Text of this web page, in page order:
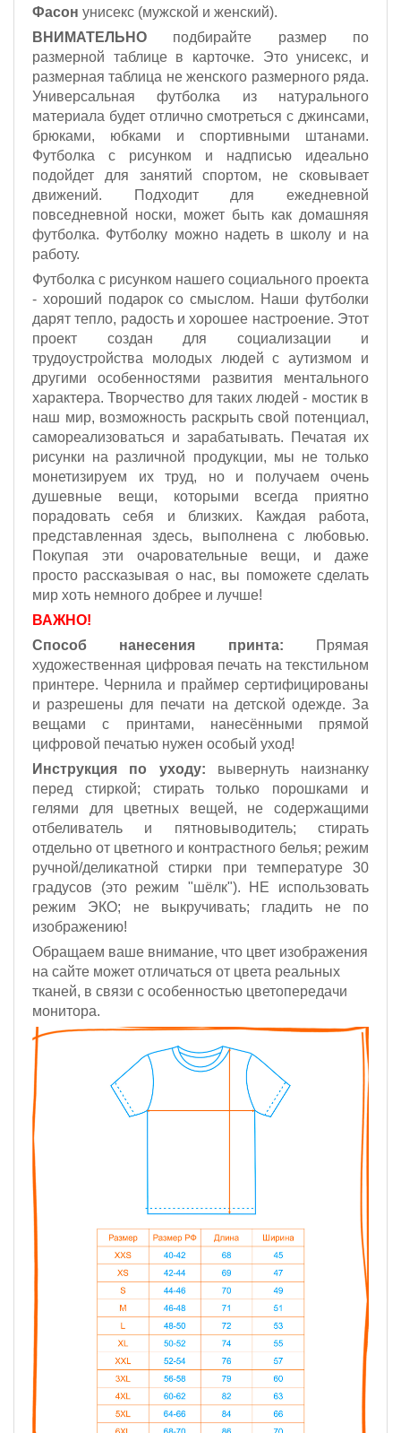
Фасон унисекс (мужской и женский).
ВНИМАТЕЛЬНО подбирайте размер по
размерной таблице в карточке. Это унисекс, и
размерная таблица не женского размерного ряда.
Универсальная футболка из натурального
материала будет отлично смотреться с джинсами,
брюками, юбками и спортивными штанами.
Футболка с рисунком и надписью идеально
подойдет для занятий спортом, не сковывает
движений. Подходит для ежедневной
повседневной носки, может быть как домашняя
футболка. Футболку можно надеть в школу и на
работу.
Футболка с рисунком нашего социального проекта
- хороший подарок со смыслом. Наши футболки
дарят тепло, радость и хорошее настроение. Этот
проект создан для социализации и
трудоустройства молодых людей с аутизмом и
другими особенностями развития ментального
характера. Творчество для таких людей - мостик в
наш мир, возможность раскрыть свой потенциал,
самореализоваться и зарабатывать. Печатая их
рисунки на различной продукции, мы не только
монетизируем их труд, но и получаем очень
душевные вещи, которыми всегда приятно
порадовать себя и близких. Каждая работа,
представленная здесь, выполнена с любовью.
Покупая эти очаровательные вещи, и даже
просто рассказывая о нас, вы поможете сделать
мир хоть немного добрее и лучше!
ВАЖНО!
Способ нанесения принта: Прямая
художественная цифровая печать на текстильном
принтере. Чернила и праймер сертифицированы
и разрешены для печати на детской одежде. За
вещами с принтами, нанесёнными прямой
цифровой печатью нужен особый уход!
Инструкция по уходу: вывернуть наизнанку
перед стиркой; стирать только порошками и
гелями для цветных вещей, не содержащими
отбеливатель и пятновыводитель; стирать
отдельно от цветного и контрастного белья; режим
ручной/деликатной стирки при температуре 30
градусов (это режим "шёлк"). НЕ использовать
режим ЭКО; не выкручивать; гладить не по
изображению!
Обращаем ваше внимание, что цвет изображения
на сайте может отличаться от цвета реальных
тканей, в связи с особенностью цветопередачи
монитора.